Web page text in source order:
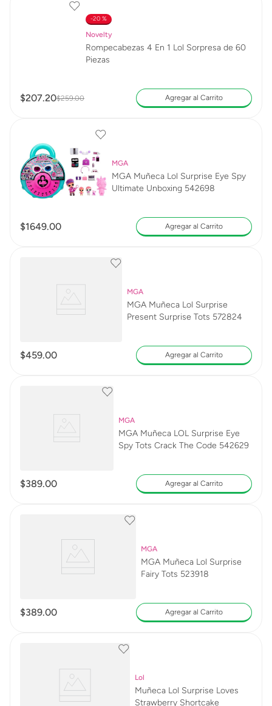
20 %
Novelty
Rompecabezas 4 En 1 Lol Sorpresa de 60
Piezas
$207.20$259.00 Agregar al Carrito
MGA
MGA Muñeca Lol Surprise Eye Spy
Ultimate Unboxing 542698
$1649.00 Agregar al Carrito
MGA
MGA Muñeca Lol Surprise
Present Surprise Tots 572824
$459.00 Agregar al Carrito
MGA
MGA Muñeca LOL Surprise Eye
Spy Tots Crack The Code 542629
$389.00 Agregar al Carrito
MGA
MGA Muñeca Lol Surprise
Fairy Tots 523918
$389.00 Agregar al Carrito
Lol
Muñeca Lol Surprise Loves
Strawberry Shortcake